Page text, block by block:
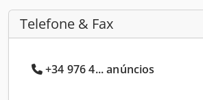
Telefone & Fax
+34 976 4... anúncios